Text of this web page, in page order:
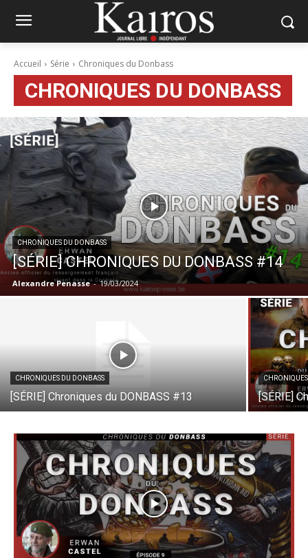
Accueil Série Chroniques du Donbass
CHRONIQUES DU DONBASS
CHRONIQUES DU DONBASS
[SÉRIE] CHRONIQUES DU DONBASS #14
Alexandre Penasse - 19/03/2024
CHRONIQUES DU DONBASS
[SÉRIE] Chroniques du DONBASS #13 [SÉRIE]